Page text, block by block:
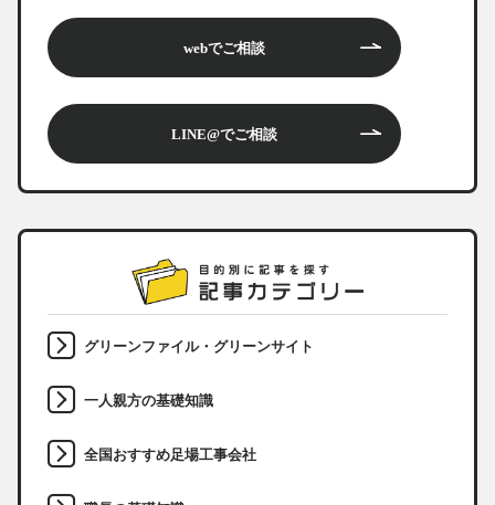
webでご相談
LINE@でご相談
グリーンファイル・グリーンサイト
一人親方の基礎知識
全国おすすめ足場工事会社